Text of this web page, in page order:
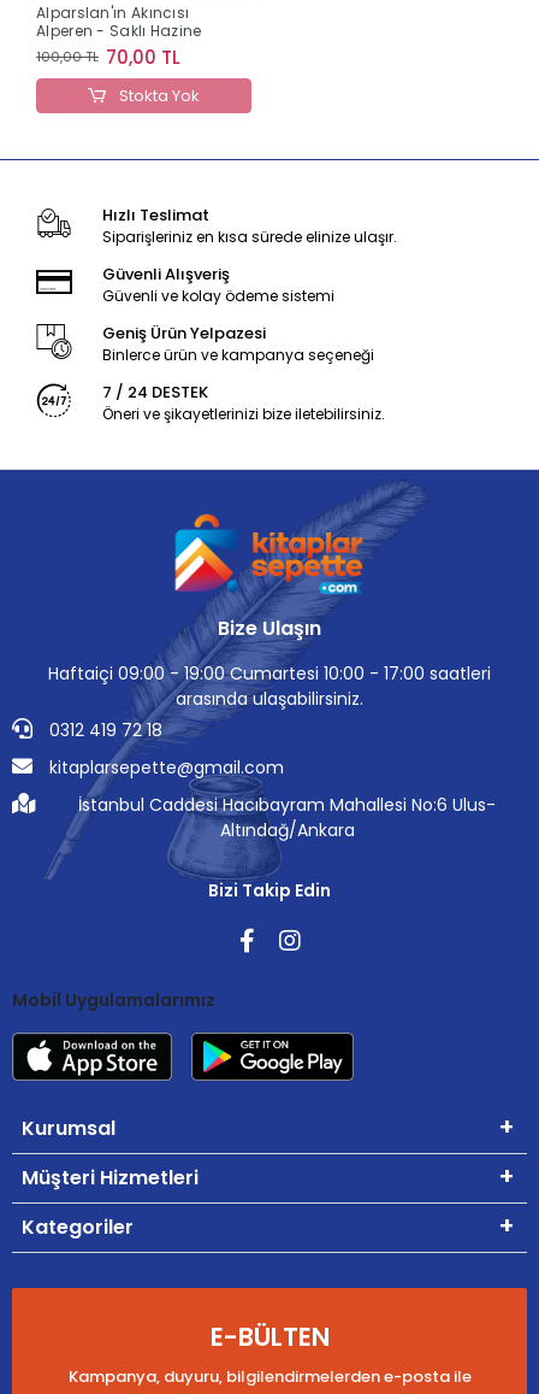
Alparslan'ın Akıncısı
Alperen - Saklı Hazine
100,00 TL 70,00 TL
Stokta Yok
Hızlı Teslimat
Siparişleriniz en kısa sürede elinize ulaşır.
Güvenli Alışveriş
Güvenli ve kolay ödeme sistemi
Geniş Ürün Yelpazesi
Binlerce ürün ve kampanya seçeneği
7 / 24 DESTEK
Öneri ve şikayetlerinizi bize iletebilirsiniz.
Bize Ulaşın
Haftaiçi 09:00 - 19:00 Cumartesi 10:00 - 17:00 saatleri
arasında ulaşabilirsiniz.
0312 419 72 18
kitaplarsepette@gmail.com
İstanbul Caddesi Hacıbayram Mahallesi No:6 Ulus-
Altındağ/Ankara
Bizi Takip Edin
Mobil Uygulamalarımız
Kurumsal
Müşteri Hizmetleri
Kategoriler
E-BÜLTEN
Kampanya, duyuru, bilgilendirmelerden e-posta ile